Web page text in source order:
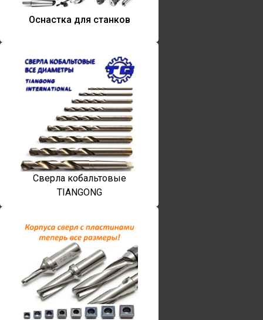
Оснастка для станков
Сверла кобальтовые
TIANGONG